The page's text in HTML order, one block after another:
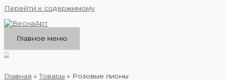
Перейти к содержимому
Главное меню
0
Главная Товары Розовые пионы